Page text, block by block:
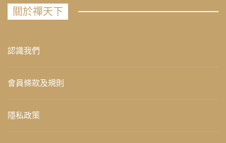
關於禪天下
認識我們
會員條款及規則
隱私政策